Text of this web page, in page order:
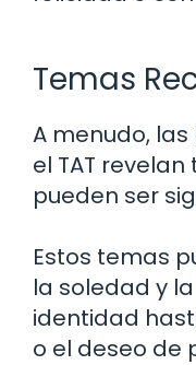
Temas
A menudo,
el TAT
pueden ser
Estos temas
la soledad y
identidad
o el deseo de